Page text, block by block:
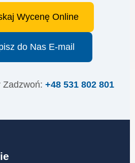
Wycenę Online
do Nas E-mail
Zadzwoń: +48 531 802 801